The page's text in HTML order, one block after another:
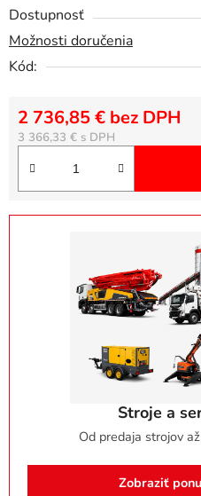
Dostupnosť
Možnosti doručenia
Kód:
3 366,33 €
2 736,85 € bez DPH
Stroje a
Od predaja strojov
Zobraziť